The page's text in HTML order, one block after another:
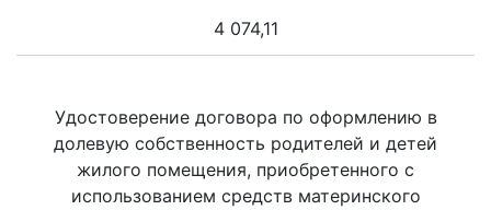
4 074,11
Удостоверение договора по оформлению в
долевую собственность родителей и детей
жилого помещения, приобретенного с
использованием средств материнского